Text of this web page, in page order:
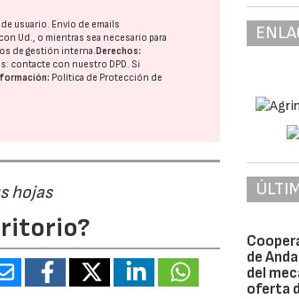
usuario. Envío de emails
Ud., o mientras sea necesario para
de gestión interna.Derechos:
contacte con nuestro DPD. Si
Política de Protección de
hojas
de
del
oferta